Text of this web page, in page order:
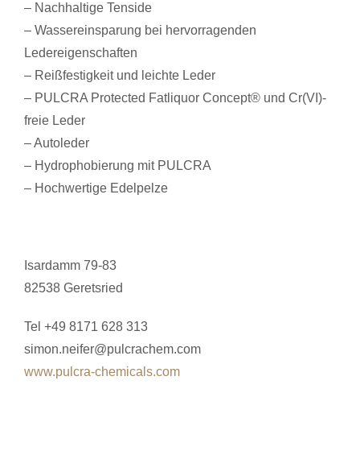
– Nachhaltige Tenside
– Wassereinsparung bei hervorragenden
Ledereigenschaften
– Reißfestigkeit und leichte Leder
– PULCRA Protected Fatliquor Concept® und Cr(VI)-
freie Leder
– Autoleder
– Hydrophobierung mit PULCRA
– Hochwertige Edelpelze
Isardamm 79-83
82538 Geretsried
Tel +49 8171 628 313
simon.neifer@pulcrachem.com
www.pulcra-chemicals.com